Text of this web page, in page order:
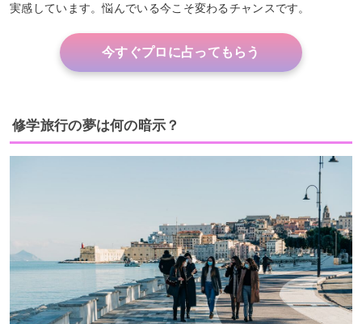
実感しています。悩んでいる今こそ変わるチャンスです。
今すぐプロに占ってもらう
修学旅行の夢は何の暗示？